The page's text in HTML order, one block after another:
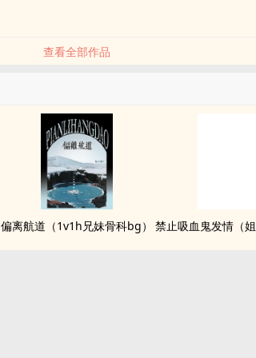
查看全部作品
偏离航道（1v1h兄妹骨科bg）